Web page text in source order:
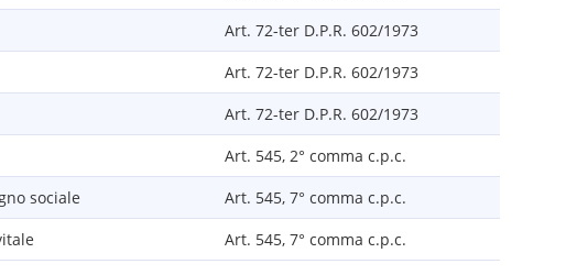
Art. 72-ter D.P.R. 602/1973
Art. 72-ter D.P.R. 602/1973
Art. 72-ter D.P.R. 602/1973
Art. 545, 2° comma c.p.c.
sociale
Art. 545, 7° comma c.p.c.
Art. 545, 7° comma c.p.c.